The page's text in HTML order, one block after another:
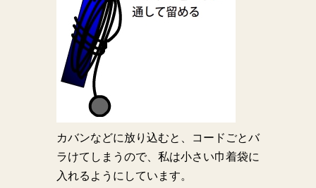
カバンなどに放り込むと、コードごとバ
ラけてしまうので、私は小さい巾着袋に
入れるようにしています。